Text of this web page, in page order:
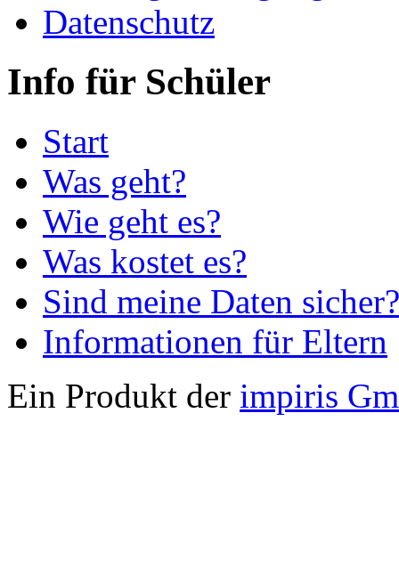
Datenschutz
Info für Schüler
Start
Was geht?
Wie geht es?
Was kostet es?
Sind meine Daten sicher?
Informationen für Eltern
Ein Produkt der impiris